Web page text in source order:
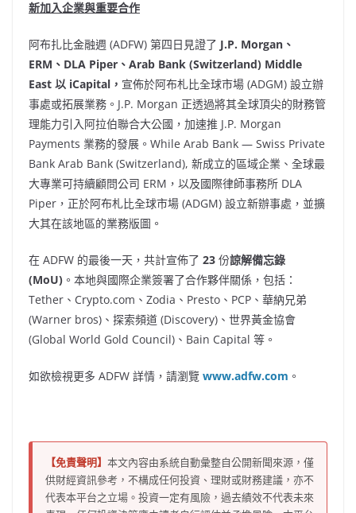
新加入企業與重要合作
阿布扎比金融週 (ADFW) 第四日見證了 J.P. Morgan、
ERM 、 DLA Piper、Arab Bank (Switzerland) Middle
East 以 iCapital ， 宣佈於阿布札比全球市場 (ADGM) 設立辦
事處或拓展業務。J.P. Morgan 正透過將其全球頂尖的財務管
理能力引入阿拉伯聯合大公國，加速推 J.P. Morgan
Payments 業務的發展。While Arab Bank — Swiss Private
Bank Arab Bank (Switzerland), 新成立的區域企業、全球最
大專業可持續顧問公司 ERM，以及國際律師事務所 DLA
Piper，正於阿布札比全球市場 (ADGM) 設立新辦事處，並擴
大其在該地區的業務版圖。
在 ADFW 的最後一天，共計宣佈了 23 份諒解備忘錄
(MoU) 。本地與國際企業簽署了合作夥伴關係，包括：
Tether、Crypto.com、Zodia、Presto、PCP、華納兄弟
(Warner bros)、探索頻道 (Discovery)、世界黃金協會
(Global World Gold Council)、Bain Capital 等。
如欲檢視更多 ADFW 詳情，請瀏覽 www.adfw.com 。
【免責聲明】 本文內容由系統自動彙整自公開新聞來源，僅
供財經資訊參考，不構成任何投資、理財或財務建議，亦不
代表本平台之立場。投資一定有風險，過去績效不代表未來